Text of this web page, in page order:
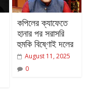
কপিলের ক্যাফেতে
হানার পর সরাসরি
হুমকি বিষ্ণোই দলের
August 11, 2025
0